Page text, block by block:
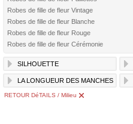
Robes de fille de fleur Vintage
Robes de fille de fleur Blanche
Robes de fille de fleur Rouge
Robes de fille de fleur Cérémonie
SILHOUETTE
LA LONGUEUR DES MANCHES
RETOUR DéTAILS / Milieu